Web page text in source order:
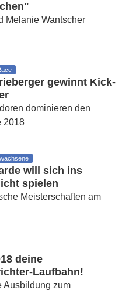
Melanie Wantscher
gewinnt Kick-
dominieren den
2018
will sich ins
spielen
Meisterschaften am
deine
Laufbahn!
Ausbildung zum